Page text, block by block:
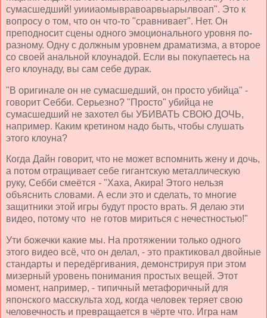
сумасшедший! уиииаомывравоарвыарылвоап". Это к
вопросу о том, что он что-то "сравнивает". Нет. Он
преподносит сцены одного эмоционального уровня по-
разному. Одну с должным уровнем драматизма, а второе
со своей анальной клоунадой. Если вы покупаетесь на
его клоунаду, вы сам себе дурак.
"В оригинале он не сумасшедший, он просто убийца" -
говорит Себби. Серьезно? "Просто" убийца не
сумасшедший не захотел бы УБИВАТЬ СВОЮ ДОЧЬ,
например. Каким кретином надо быть, чтобы слушать
этого клоуна?
Когда Дайн говорит, что не может вспомнить жену и дочь,
а потом отращивает себе гигантскую металлическую
руку, Себби смеётся - "Хаха, Акира! Этого нельзя
объяснить словами. А если это и сделать, то многие
защитники этой игры будут просто врать. Я делаю эти
видео, потому что не готов мириться с нечестностью!"
Ути божечки какие мы. На протяжении только одного
этого видео всё, что он делал, - это практиковал двойные
стандарты и передёргивания, демонстрируя при этом
мизерный уровень понимания простых вещей. Этот
момент, например, - типичный метафоричный для
японского масскульта ход, когда человек теряет свою
человечность и превращается в чёрте что. Игра нам